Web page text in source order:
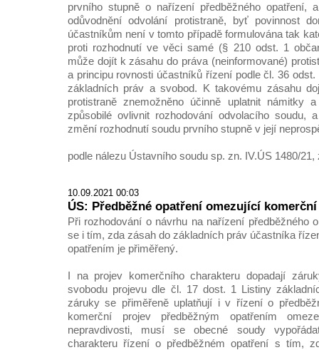
prvního stupně o nařízení předběžného opatření,
odůvodnění odvolání protistraně, byť povinnost
účastníkům není v tomto případě formulována tak
proti rozhodnutí ve věci samé (§ 210 odst. 1
může dojít k zásahu do práva (neinformované)
a principu rovnosti účastníků řízení podle čl. 36
základních práv a svobod. K takovému zásahu
protistraně znemožněno účinně uplatnit námitky
způsobilé ovlivnit rozhodování odvolacího soudu,
změní rozhodnutí soudu prvního stupně v její
podle nálezu Ústavního soudu sp. zn. IV.ÚS 1480/21,
10.09.2021 00:03
ÚS: Předběžné opatření omezující
Při rozhodování o návrhu na nařízení předběžného
se i tím, zda zásah do základních práv účastníka
opatřením je přiměřený.
I na projev komerčního charakteru dopadají
svobodu projevu dle čl. 17 dost. 1 Listiny
záruky se přiměřeně uplatňují i v řízení o
komerční projev předběžným opatřením
nepravdivosti, musí se obecné soudy
charakteru řízení o předběžném opatření s tím,